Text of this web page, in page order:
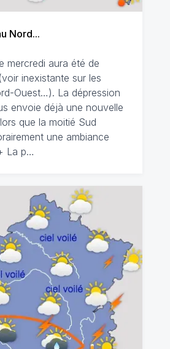
Nord...
mercredi aura été de
inexistante sur les
Ouest…). La dépression
envoie déjà une nouvelle
que la moitié Sud
une ambiance
La p…